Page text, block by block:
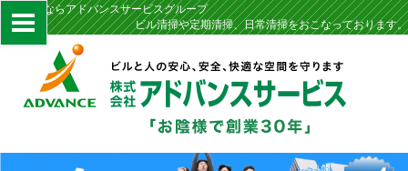
定期清掃ならアドバンスサービスグループ
ビル清掃や定期清掃、日常清掃をおこなっております。